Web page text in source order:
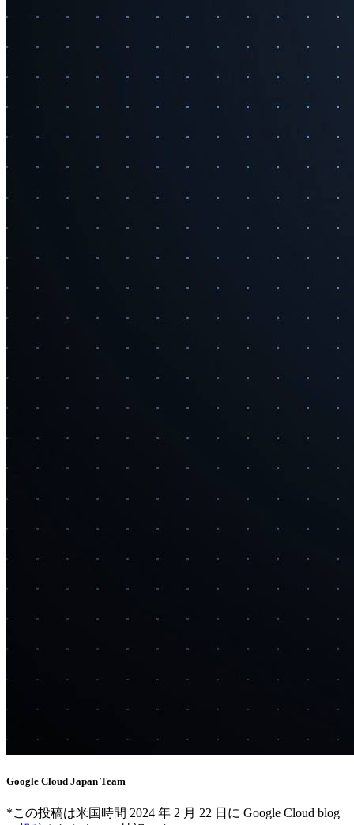
Google Cloud Japan Team
*この投稿は米国時間 2024 年 2 月 22 日に Google Cloud blog